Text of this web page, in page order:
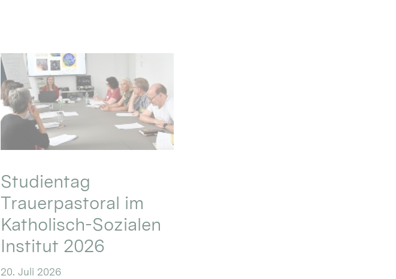
Studientag
Trauerpastoral im
Katholisch-Sozialen
Institut 2026
20. Juli 2026